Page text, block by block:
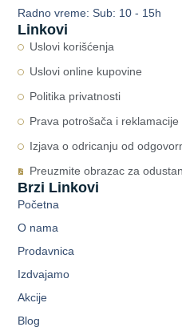
Linkovi
Uslovi korišćenja
Uslovi online kupovine
Politika privatnosti
Prava potrošača i reklamacije
Izjava o odricanju od
Preuzmite obrazac za
Brzi Linkovi
Početna
O nama
Prodavnica
Izdvajamo
Akcije
Blog
Radno vreme: Sub: 10 - 15h